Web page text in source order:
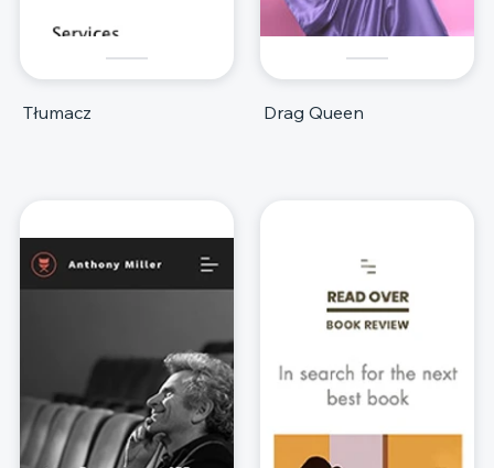
Tłumacz Drag Queen